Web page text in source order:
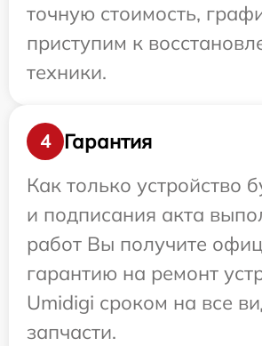
точную стоимость,
приступим к
техники.
4
Гарантия
Как только устройство
и подписания акта
работ Вы получите
гарантию на ремонт
Umidigi сроком на все
запчасти.